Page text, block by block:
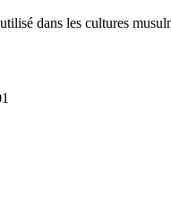
dans les cultures